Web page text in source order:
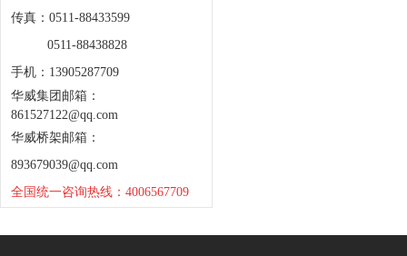
传真：0511-88433599
0511-88438828
手机：13905287709
华威集团邮箱：
861527122@qq.com
华威桥架邮箱：
893679039@qq.com
全国统一咨询热线：4006567709